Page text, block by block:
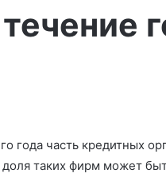
года часть кредитных
таких фирм может